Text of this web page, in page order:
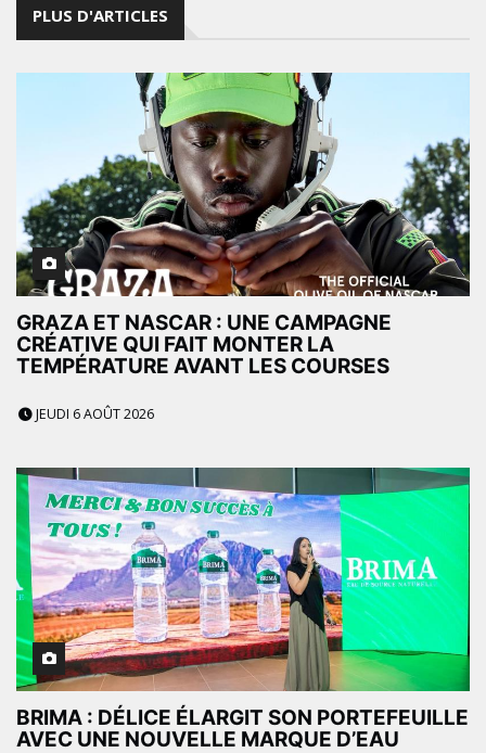
PLUS D'ARTICLES
GRAZA ET NASCAR : UNE CAMPAGNE
CRÉATIVE QUI FAIT MONTER LA
TEMPÉRATURE AVANT LES COURSES
JEUDI 6 AOÛT 2026
BRIMA : DÉLICE ÉLARGIT SON PORTEFEUILLE
AVEC UNE NOUVELLE MARQUE D’EAU